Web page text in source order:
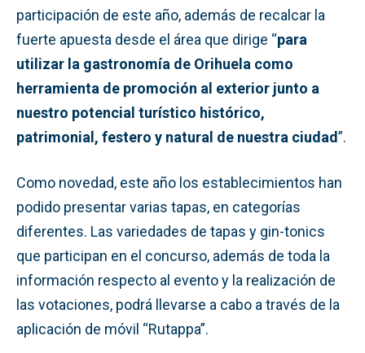
participación de este año, además de recalcar la
fuerte apuesta desde el área que dirige “para
utilizar la gastronomía de Orihuela como
herramienta de promoción al exterior junto a
nuestro potencial turístico histórico,
patrimonial, festero y natural de nuestra ciudad”.
Como novedad, este año los establecimientos han
podido presentar varias tapas, en categorías
diferentes. Las variedades de tapas y gin-tonics
que participan en el concurso, además de toda la
información respecto al evento y la realización de
las votaciones, podrá llevarse a cabo a través de la
aplicación de móvil “Rutappa”.